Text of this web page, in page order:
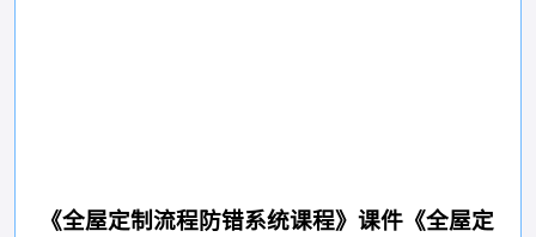
《全屋定制流程防错系统课程》课件《全屋定